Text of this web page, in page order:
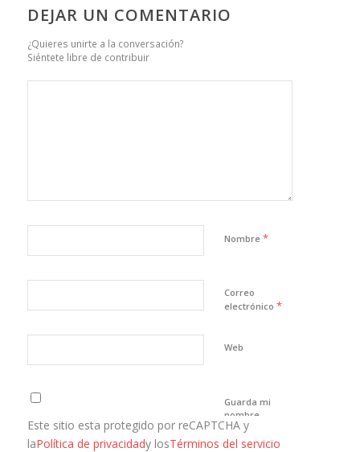
DEJAR UN COMENTARIO
¿Quieres unirte a la conversación?
Siéntete libre de contribuir
Nombre *
Correo
electrónico *
Web
Guarda mi
nombre,
correo
electrónico y
Este sitio esta protegido por reCAPTCHA y
laPolítica de privacidady losTérminos del servicio